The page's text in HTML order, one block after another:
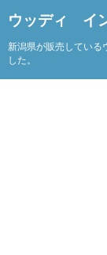
ウッディ イ
新潟県が販売してい
した。